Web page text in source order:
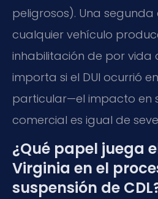
peligrosos). Una segunda
cualquier vehículo
inhabilitación de por vida
importa si el DUI ocurrió
particular—el impacto en
comercial es igual de
¿Qué papel juega
Virginia en el
suspensión de